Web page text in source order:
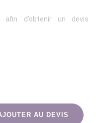
d’obtenir un devis
AU DEVIS